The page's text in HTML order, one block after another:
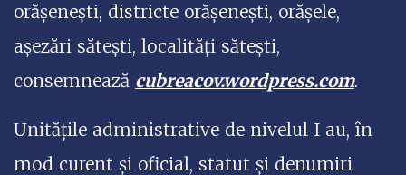
orășenești, districte orășenești, orășele,
așezări sătești, localități sătești,
consemnează cubreacov.wordpress.com.
Unitățile administrative de nivelul I au, în
mod curent și oficial, statut și denumiri